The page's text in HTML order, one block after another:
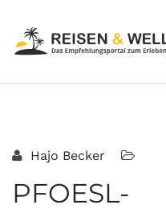
Hajo Becker
PFOESL-